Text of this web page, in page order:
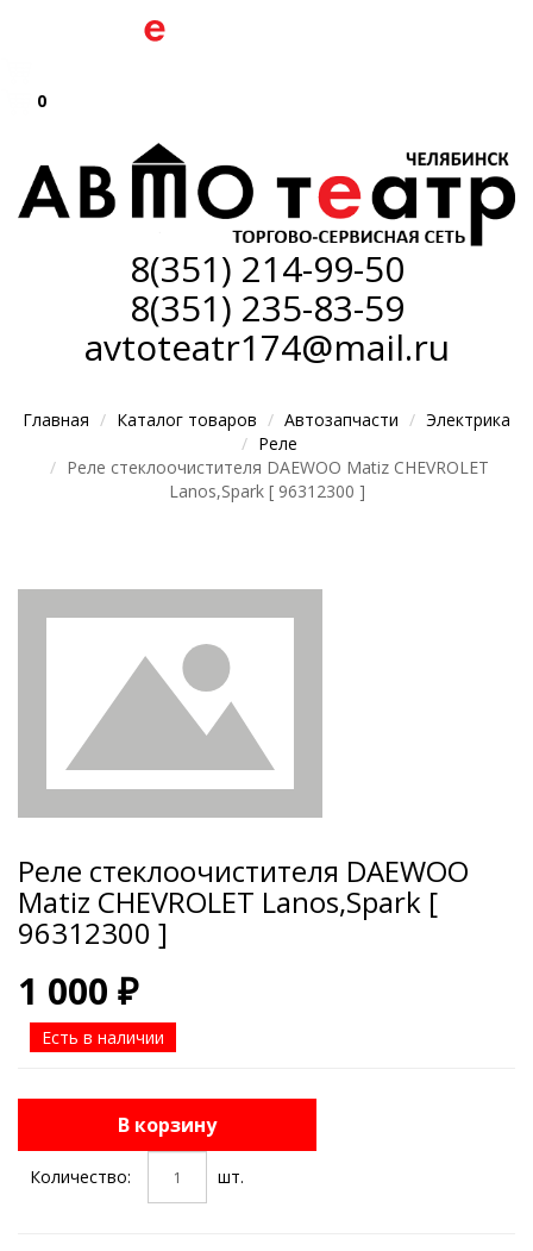
0
8(351) 214-99-50
8(351) 235-83-59
avtoteatr174@mail.ru
Главная Каталог товаров Автозапчасти
Электрика
Реле
Реле стеклоочистителя DAEWOO Matiz CHEVROLET
Lanos,Spark [ 96312300 ]
Реле стеклоочистителя DAEWOO
Matiz CHEVROLET Lanos,Spark [
96312300 ]
1 000 ₽
Есть в наличии
В корзину
Количество: шт.